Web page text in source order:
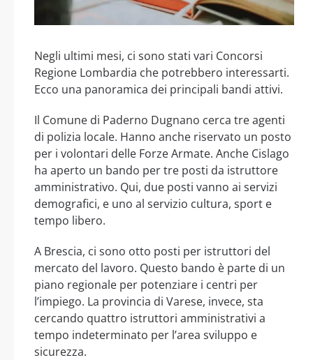
Negli ultimi mesi, ci sono stati vari Concorsi
Regione Lombardia che potrebbero interessarti.
Ecco una panoramica dei principali bandi attivi.
Il Comune di Paderno Dugnano cerca tre agenti
di polizia locale. Hanno anche riservato un posto
per i volontari delle Forze Armate. Anche Cislago
ha aperto un bando per tre posti da istruttore
amministrativo. Qui, due posti vanno ai servizi
demografici, e uno al servizio cultura, sport e
tempo libero.
A Brescia, ci sono otto posti per istruttori del
mercato del lavoro. Questo bando è parte di un
piano regionale per potenziare i centri per
l’impiego. La provincia di Varese, invece, sta
cercando quattro istruttori amministrativi a
tempo indeterminato per l’area sviluppo e
sicurezza.